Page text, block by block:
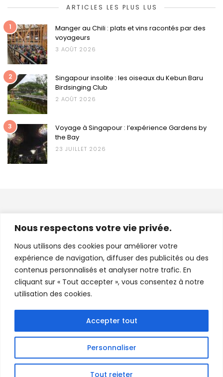
Nous respectons votre vie privée.
Nous utilisons des cookies pour améliorer votre
expérience de navigation, diffuser des publicités ou des
contenus personnalisés et analyser notre trafic. En
cliquant sur « Tout accepter », vous consentez à notre
utilisation des cookies.
Personnaliser
Tout rejeter
Accepter tout
ARTICLES LES PLUS LUS
1
Manger au Chili : plats et vins racontés par des
voyageurs
3 AOÛT 2026
2
Singapour insolite : les oiseaux du Kebun Baru
Birdsinging Club
2 AOÛT 2026
3
Voyage à Singapour : l’expérience Gardens by
the Bay
23 JUILLET 2026
INSTAGRAM
A.FAB.JOURNEY
Charger plus
(C) 2021 - A Fab Journey. All Rights Reserved.